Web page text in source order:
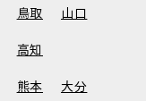
鳥取 山口
高知
熊本
大分